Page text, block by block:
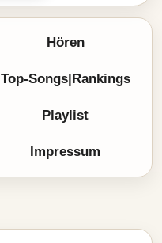
Hören
Top-Songs|Rankings
Playlist
Impressum